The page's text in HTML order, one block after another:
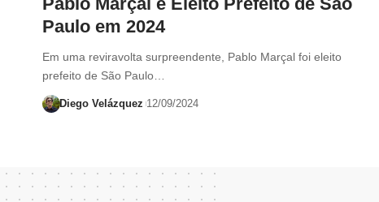
Paulo em 2024
Em uma reviravolta surpreendente, Pablo Marçal foi eleito
prefeito de São Paulo…
Diego Velázquez 12/09/2024